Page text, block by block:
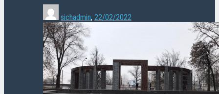
sichadmin, 22/02/2022